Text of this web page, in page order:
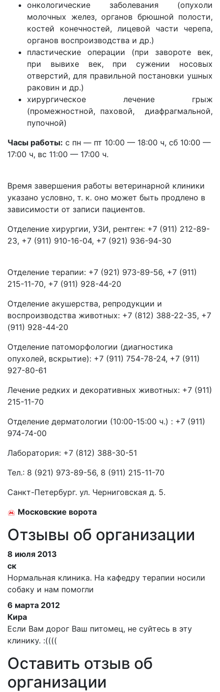
онкологические заболевания (опухоли
молочных желез, органов брюшной полости,
костей конечностей, лицевой части черепа,
органов воспроизводства и др.)
пластические операции (при завороте век,
при вывихе век, при сужении носовых
отверстий, для правильной постановки ушных
раковин и др.)
хирургическое лечение грыж
(промежностной, паховой, диафрагмальной,
пупочной)
Часы работы: с пн — пт 10:00 — 18:00 ч, сб 10:00 —
17:00 ч, вс 11:00 — 17:00 ч.
Время завершения работы ветеринарной клиники
указано условно, т. к. оно может быть продлено в
зависимости от записи пациентов.
Отделение хирургии, УЗИ, рентген: +7 (911) 212-89-
23, +7 (911) 910-16-04, +7 (921) 936-94-30
Отделение терапии: +7 (921) 973-89-56, +7 (911)
215-11-70, +7 (911) 928-44-20
Отделение акушерства, репродукции и
воспроизводства животных: +7 (812) 388-22-35, +7
(911) 928-44-20
Отделение патоморфологии (диагностика
опухолей, вскрытие): +7 (911) 754-78-24, +7 (911)
927-80-61
Лечение редких и декоративных животных: +7 (911)
215-11-70
Отделение дерматологии (10:00-15:00 ч.) : +7 (911)
974-74-00
Лаборатория: +7 (812) 388-30-51
Тел.: 8 (921) 973-89-56, 8 (911) 215-11-70
Санкт-Петербург. ул. Черниговская д. 5.
Московские ворота
Отзывы об организации
8 июля 2013
ск
Нормальная клиника. На кафедру терапии носили
собаку и нам помогли
6 марта 2012
Кира
Если Вам дорог Ваш питомец, не суйтесь в эту
клинику. :((((
Оставить отзыв об
организации